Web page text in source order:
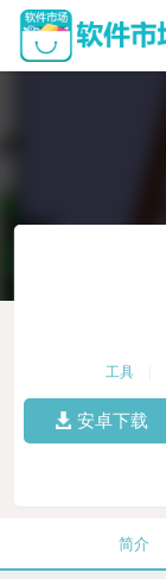
工具
安卓下载
简介